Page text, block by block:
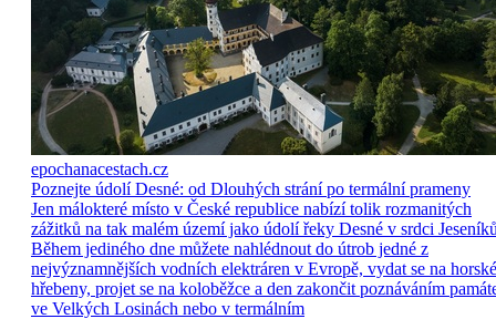
epochanacestach.cz
Poznejte údolí Desné: od Dlouhých strání po termální prameny
Jen málokteré místo v České republice nabízí tolik rozmanitých
zážitků na tak malém území jako údolí řeky Desné v srdci
Během jediného dne můžete nahlédnout do útrob jedné z
nejvýznamnějších vodních elektráren v Evropě, vydat se na horské
hřebeny, projet se na koloběžce a den zakončit poznáváním
ve Velkých Losinách nebo v termálním